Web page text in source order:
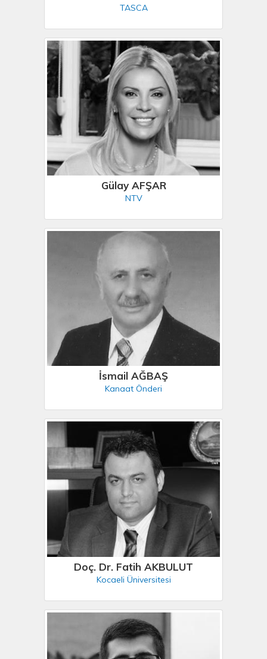
TASCA
Gülay AFŞAR
NTV
İsmail AĞBAŞ
Kanaat Önderi
Doç. Dr. Fatih AKBULUT
Kocaeli Üniversitesi